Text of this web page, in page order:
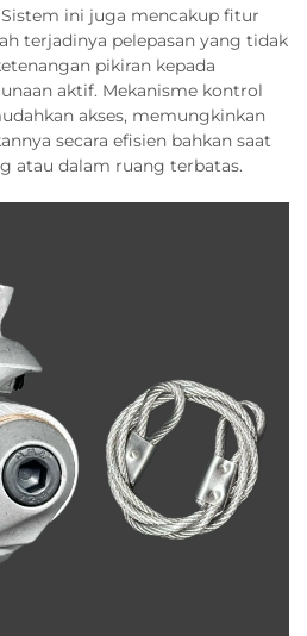
ini juga mencakup fitur
terjadinya pelepasan yang tidak
pikiran kepada
aktif. Mekanisme kontrol
akses, memungkinkan
secara efisien bahkan saat
atau dalam ruang terbatas.